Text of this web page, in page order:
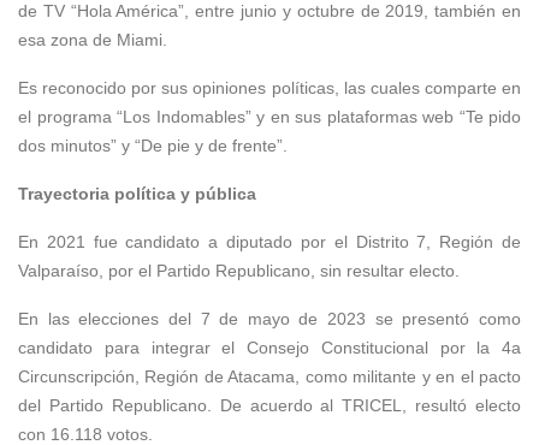
de TV “Hola América”, entre junio y octubre de 2019, también en
esa zona de Miami.
Es reconocido por sus opiniones políticas, las cuales comparte en
el programa “Los Indomables” y en sus plataformas web “Te pido
dos minutos” y “De pie y de frente”.
Trayectoria política y pública
En 2021 fue candidato a diputado por el Distrito 7, Región de
Valparaíso, por el Partido Republicano, sin resultar electo.
En las elecciones del 7 de mayo de 2023 se presentó como
candidato para integrar el Consejo Constitucional por la 4a
Circunscripción, Región de Atacama, como militante y en el pacto
del Partido Republicano. De acuerdo al TRICEL, resultó electo
con 16.118 votos.